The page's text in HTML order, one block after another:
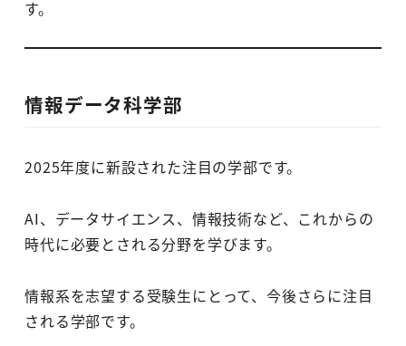
す。
情報データ科学部
2025年度に新設された注目の学部です。
AI、データサイエンス、情報技術など、これからの
時代に必要とされる分野を学びます。
情報系を志望する受験生にとって、今後さらに注目
される学部です。